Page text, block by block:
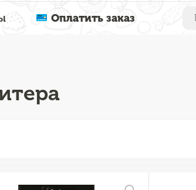
Оплатить заказ